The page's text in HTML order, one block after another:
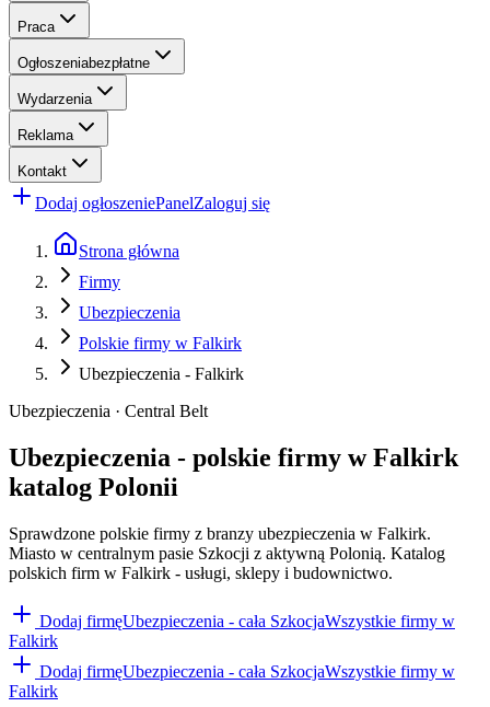
Praca
Ogłoszeniabezpłatne
Wydarzenia
Reklama
Kontakt
Dodaj ogłoszeniePanelZaloguj się
Strona główna
Firmy
Ubezpieczenia
Polskie firmy w Falkirk
Ubezpieczenia - Falkirk
Ubezpieczenia · Central Belt
Ubezpieczenia - polskie firmy w Falkirk
katalog Polonii
Sprawdzone polskie firmy z branzy ubezpieczenia w Falkirk.
Miasto w centralnym pasie Szkocji z aktywną Polonią. Katalog
polskich firm w Falkirk - usługi, sklepy i budownictwo.
Dodaj firmęUbezpieczenia - cała SzkocjaWszystkie firmy w
Falkirk
Dodaj firmęUbezpieczenia - cała SzkocjaWszystkie firmy w
Falkirk